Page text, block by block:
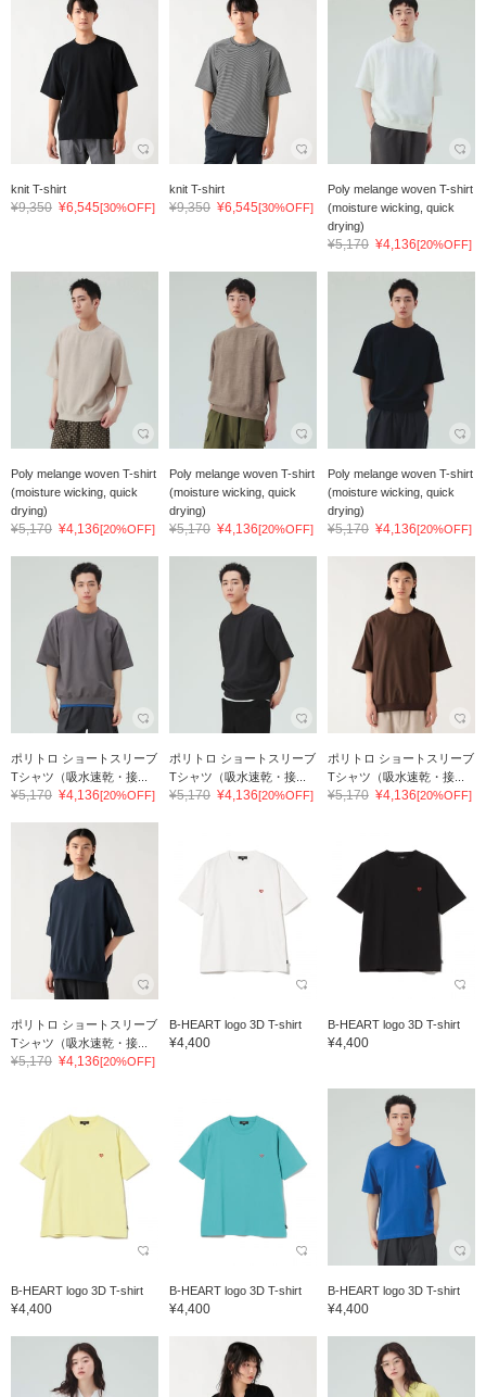
knit T-shirt
¥9,350 ¥6,545[30%OFF]
knit T-shirt
¥9,350 ¥6,545[30%OFF]
Poly melange woven T-shirt
(moisture wicking, quick
drying)
¥5,170 ¥4,136[20%OFF]
Poly melange woven T-shirt
(moisture wicking, quick
drying)
¥5,170 ¥4,136[20%OFF]
Poly melange woven T-shirt
(moisture wicking, quick
drying)
¥5,170 ¥4,136[20%OFF]
Poly melange woven T-shirt
(moisture wicking, quick
drying)
¥5,170 ¥4,136[20%OFF]
ポリトロ ショートスリーブ
Tシャツ（吸水速乾・接...
¥5,170 ¥4,136[20%OFF]
ポリトロ ショートスリーブ
Tシャツ（吸水速乾・接...
¥5,170 ¥4,136[20%OFF]
ポリトロ ショートスリーブ
Tシャツ（吸水速乾・接...
¥5,170 ¥4,136[20%OFF]
ポリトロ ショートスリーブ
Tシャツ（吸水速乾・接...
¥5,170 ¥4,136[20%OFF]
B-HEART logo 3D T-shirt
¥4,400
B-HEART logo 3D T-shirt
¥4,400
B-HEART logo 3D T-shirt
¥4,400
B-HEART logo 3D T-shirt
¥4,400
B-HEART logo 3D T-shirt
¥4,400